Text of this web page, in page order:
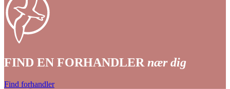
FIND EN FORHANDLER nær dig
Find forhandler